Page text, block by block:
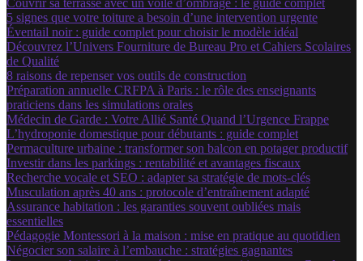
Couvrir sa terrasse avec un voile d’ombrage : le guide complet
5 signes que votre toiture a besoin d’une intervention urgente
Éventail noir : guide complet pour choisir le modèle idéal
Découvrez l’Univers Fourniture de Bureau Pro et Cahiers Scolaires
de Qualité
8 raisons de repenser vos outils de construction
Préparation annuelle CRFPA à Paris : le rôle des enseignants
praticiens dans les simulations orales
Médecin de Garde : Votre Allié Santé Quand l’Urgence Frappe
L’hydroponie domestique pour débutants : guide complet
Permaculture urbaine : transformer son balcon en potager productif
Investir dans les parkings : rentabilité et avantages fiscaux
Recherche vocale et SEO : adapter sa stratégie de mots-clés
Musculation après 40 ans : protocole d’entraînement adapté
Assurance habitation : les garanties souvent oubliées mais
essentielles
Pédagogie Montessori à la maison : mise en pratique au quotidien
Négocier son salaire à l’embauche : stratégies gagnantes